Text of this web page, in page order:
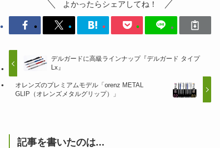
よかったらシェアしてね！
デルガードに高級ラインナップ『デルガード タイプ
Lx』
オレンズのプレミアムモデル「orenz METAL
GLIP（オレンズメタルグリップ）」
記事を書いたのは...